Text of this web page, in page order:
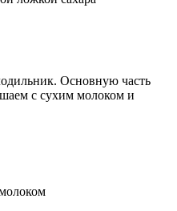
Основную часть
с сухим молоком и